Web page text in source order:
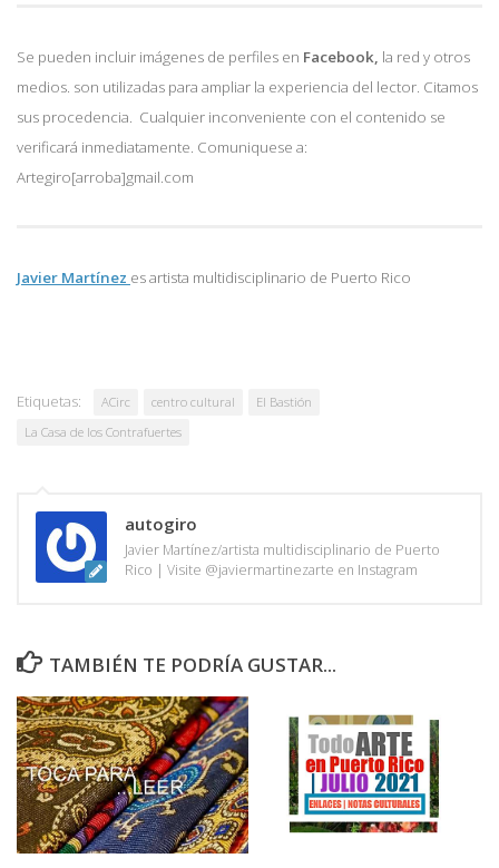
Se pueden incluir imágenes de perfiles en Facebook, la red y otros
medios. son utilizadas para ampliar la experiencia del lector. Citamos
sus procedencia. Cualquier inconveniente con el contenido se
verificará inmediatamente. Comuniquese a:
Artegiro[arroba]gmail.com
Javier Martínez es artista multidisciplinario de Puerto Rico
Etiquetas: ACirc centro cultural
El Bastión
La Casa de los Contrafuertes
autogiro
Javier Martínez/artista multidisciplinario de Puerto
Rico | Visite @javiermartinezarte en Instagram
TAMBIÉN TE PODRÍA GUSTAR...